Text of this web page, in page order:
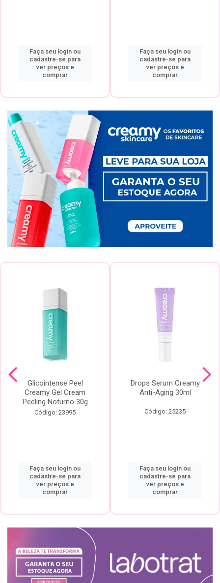
Faça seu login ou
cadastre-se para
ver preços e
comprar
Faça seu login ou
cadastre-se para
ver preços e
comprar
Glicointense Peel
Creamy Gel Cream
Peeling Noturno 30g
Código: 23995
Faça seu login ou
cadastre-se para
ver preços e
comprar
Drops Serum Creamy
Anti-Aging 30ml
Código: 25235
Faça seu login ou
cadastre-se para
ver preços e
comprar